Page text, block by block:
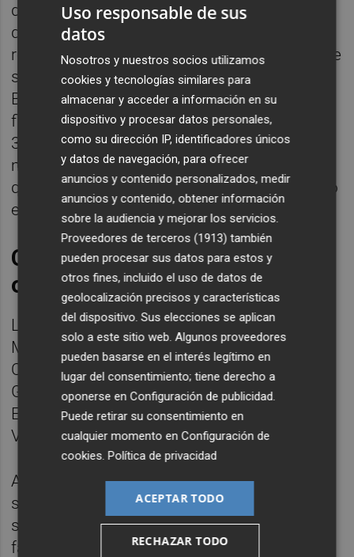
de 175 furgonetas de reparto ECO, con las
que, además de mejorar su eficiencia
reducen el impacto medioambiental y que se
suman a las 80 de Getafe y a las 50 de
Boadilla del Monte. Ello elevará el total de su
flota en la Comunidad de Madrid a más de
300 furgonetas, todas ellas adaptadas para
mantener la cadena de frío de los productos
que así lo necesitan y para reducir al mínimo
el impacto de su actividad.
Crecimiento del proyecto
online de Mercadona
La Colmena de Vallecas es la tercera que
Mercadona pone en marcha en la
Comunidad de Madrid, tras la apertura de
Getafe y Boadilla del Monte, y la séptima en
España, después de las aperturas en
Valencia, Barcelona, Alicante y Sevilla.
A lo largo de 2025, "las mejoras de este
servicio y su compromiso con la calidad",
según la empresa, se han traducido en una
facturación que ha superado los 1.000
Uso responsable de sus
datos
Nosotros y nuestros socios utilizamos
cookies y tecnologías similares para
almacenar y acceder a información en su
dispositivo y procesar datos personales,
como su dirección IP, identificadores únicos
y datos de navegación, para ofrecer
anuncios y contenido personalizados, medir
anuncios y contenido, obtener información
sobre la audiencia y mejorar los servicios.
Proveedores de terceros (1913) también
pueden procesar sus datos para estos y
otros fines, incluido el uso de datos de
geolocalización precisos y características
del dispositivo. Sus elecciones se aplican
solo a este sitio web. Algunos proveedores
pueden basarse en el interés legítimo en
lugar del consentimiento; tiene derecho a
oponerse enConfiguración de publicidad.
Puede retirar su consentimiento en
cualquier momento enConfiguración de
cookies.Política de privacidad
ACEPTAR TODO
RECHAZAR TODO